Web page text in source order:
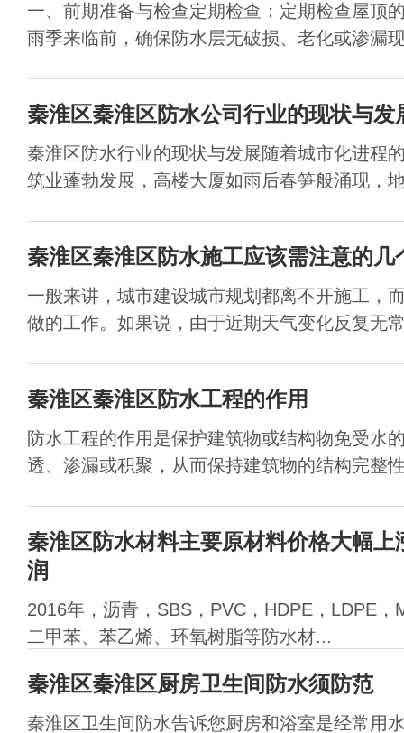
一、前期准备与检查定期检查：定期检查屋顶
雨季来临前，确保防水层无破损、老化或渗漏
秦淮区秦淮区防水公司行业的现状与发
秦淮区防水行业的现状与发展随着城市化进程
筑业蓬勃发展，高楼大厦如雨后春笋般涌现，
秦淮区秦淮区防水施工应该需注意的几
一般来讲，城市建设城市规划都离不开施工，
做的工作。如果说，由于近期天气变化反复无
秦淮区秦淮区防水工程的作用
防水工程的作用是保护建筑物或结构物免受水
透、渗漏或积聚，从而保持建筑物的结构完整
秦淮区防水材料主要原材料价格大幅上
润
2016年，沥青，SBS，PVC，HDPE，LDPE，
二甲苯、苯乙烯、环氧树脂等防水材...
秦淮区秦淮区厨房卫生间防水须防范
秦淮区卫生间防水告诉您厨房和浴室是经常用